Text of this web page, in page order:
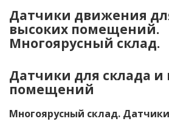
Датчики движения
высоких помещений.
Многоярусный склад.
Датчики для склада и
помещений
Многоярусный склад.